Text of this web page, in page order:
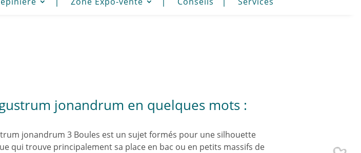
jonandrum en quelques mots :
jonandrum 3 Boules est un sujet formés pour une silhouette
qui trouve principalement sa place en bac ou en petits massifs de